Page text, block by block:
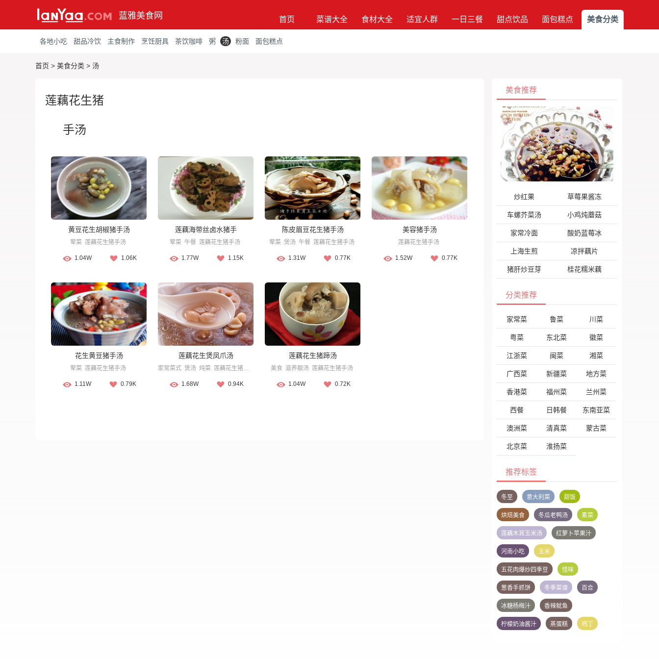
蓝雅美食网 首页 菜谱大全 食材大全 适宜人群 一日三餐 甜点饮品 面包糕点 美食分类
各地小吃 甜品冷饮 主食制作 烹饪厨具 茶饮咖啡 粥 汤 粉面 面包糕点
首页 > 美食分类 > 汤
莲藕花生猪
手汤
黄豆花生胡椒猪手汤
荤菜 莲藕花生猪手汤
1.04W 1.06K
莲藕海带丝卤水猪手
荤菜 午餐 莲藕花生猪手汤
1.77W 1.15K
陈皮眉豆花生猪手汤
荤菜 煲汤 午餐 莲藕花生猪手汤
1.31W 0.77K
美容猪手汤
莲藕花生猪手汤
1.52W 0.77K
花生黄豆猪手汤
荤菜 莲藕花生猪手汤
1.11W 0.79K
莲藕花生煲凤爪汤
家常菜式 煲汤 炖菜 莲藕花生猪手汤
1.68W 0.94K
莲藕花生猪蹄汤
美食 滋养靓汤 莲藕花生猪手汤
1.04W 0.72K
美食推荐
炒红果 草莓果酱冻
车螺芥菜汤 小鸡炖蘑菇
家常冷面 酸奶蓝莓冰
上海生煎 凉拌藕片
猪肝炒豆芽 桂花糯米藕
分类推荐
家常菜 鲁菜 川菜
粤菜 东北菜 徽菜
江浙菜 闽菜 湘菜
广西菜 新疆菜 地方菜
香港菜 福州菜 兰州菜
西餐 日韩餐 东南亚菜
澳洲菜 清真菜 蒙古菜
北京菜 淮扬菜
推荐标签
冬至 意大利菜 甜饭
烘焙美食 冬瓜老鸭汤 素菜
莲藕木耳玉米汤 红萝卜苹果汁
河南小吃 玉米
五花肉爆炒四季豆 怪味
葱香手抓饼 冬季菜谱 百合
冰糖杨梅汁 香辣鱿鱼
柠檬奶油酱汁 蒸蛋糕 鸡丁